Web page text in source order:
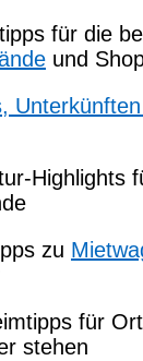
für die
und
Highlights
zu
für
stehen